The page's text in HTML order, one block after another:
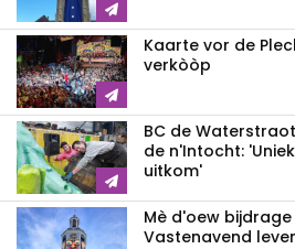
Kaarte vor de
verkòòp
BC de
de n'Intocht:
uitkom'
Mè d'oew
Vastenavend